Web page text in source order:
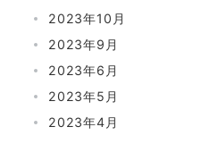
2023年10月
2023年9月
2023年6月
2023年5月
2023年4月